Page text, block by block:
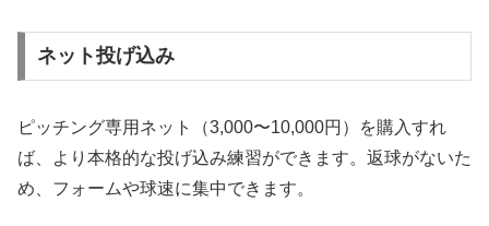
ネット投げ込み
ピッチング専用ネット（3,000〜10,000円）を購入すれ
ば、より本格的な投げ込み練習ができます。返球がないた
め、フォームや球速に集中できます。